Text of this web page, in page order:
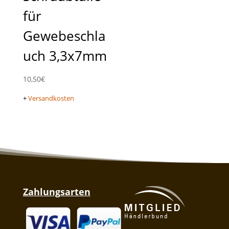
für
Gewebeschla
uch 3,3x7mm
10,50€
+Versandkosten
Zahlungsarten